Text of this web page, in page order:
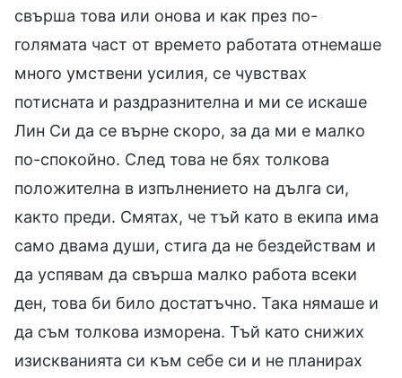
свърша това или онова и как през по-
голямата част от времето работата отнемаше
много умствени усилия, се чувствах
потисната и раздразнителна и ми се искаше
Лин Си да се върне скоро, за да ми е малко
по-спокойно. След това не бях толкова
положителна в изпълнението на дълга си,
както преди. Смятах, че тъй като в екипа има
само двама души, стига да не бездействам и
да успявам да свърша малко работа всеки
ден, това би било достатъчно. Така нямаше и
да съм толкова изморена. Тъй като снижих
изискванията си към себе си и не планирах